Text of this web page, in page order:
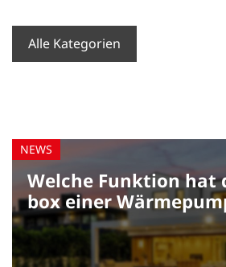
Alle Kategorien
Home-Lösungen
Business-Lösungen
Klimaanlagen
Wärmepumpen
Welche Funktion hat
box einer